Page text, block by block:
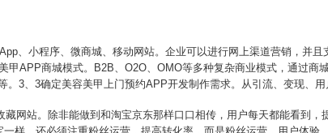
、小程序、微商城、移动网站。企业可以进行网上渠道营销，并且
甲APP商城模式。B2B、O2O、OMO等多种复杂商业模式，通过商
3、3确定美容美甲上门预约APP开发制作需求。从引流、变现、用
藏网站。除非能做到和淘宝京东那样口口相传，用户每天都能看到，